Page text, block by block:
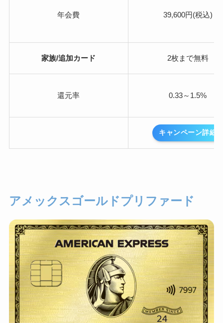
年会費 39,600円(税込)
家族/追加カード 2枚まで無料
還元率 0.33～1.5%
キャンペーン詳細
アメックスゴールドプリファード